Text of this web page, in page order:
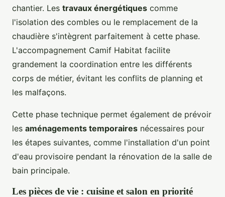
chantier. Les travaux énergétiques comme
l'isolation des combles ou le remplacement de la
chaudière s'intègrent parfaitement à cette phase.
L'accompagnement Camif Habitat facilite
grandement la coordination entre les différents
corps de métier, évitant les conflits de planning et
les malfaçons.
Cette phase technique permet également de prévoir
les aménagements temporaires nécessaires pour
les étapes suivantes, comme l'installation d'un point
d'eau provisoire pendant la rénovation de la salle de
bain principale.
Les pièces de vie : cuisine et salon en priorité